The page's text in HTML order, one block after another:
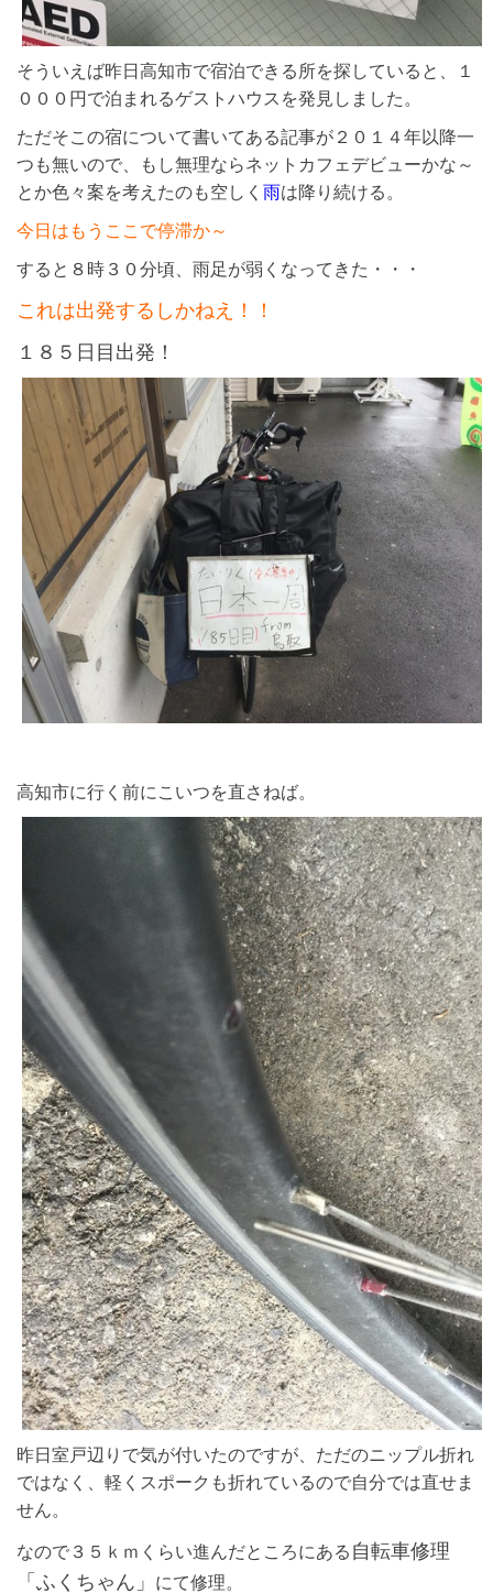
そういえば昨日高知市で宿泊できる所を探していると、１
０００円で泊まれるゲストハウスを発見しました。
ただそこの宿について書いてある記事が２０１４年以降一
つも無いので、もし無理ならネットカフェデビューかな～
とか色々案を考えたのも空しく 雨は降り続ける。
今日はもうここで停滞か～
すると８時３０分頃、雨足が弱くなってきた・・・
これは出発するしかねえ！！
１８５日目出発！
高知市に行く前にこいつを直さねば。
昨日室戸辺りで気が付いたのですが、ただのニップル折れ
ではなく、軽くスポークも折れているので自分では直せま
せん。
なので３５ｋｍくらい進んだところにある自転車修理
「ふくちゃん」 にて修理。